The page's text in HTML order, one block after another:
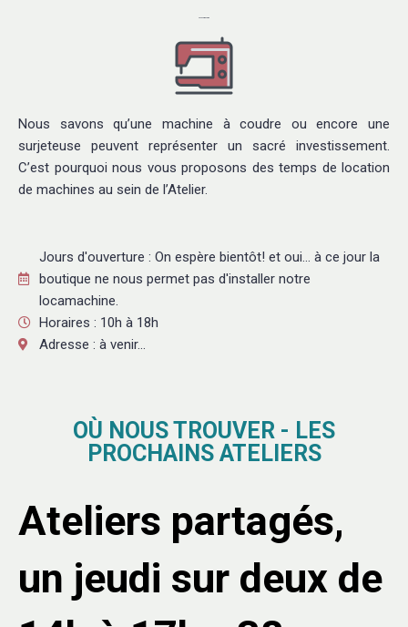
Nous savons qu’une machine à coudre ou encore une
surjeteuse peuvent représenter un sacré investissement.
C’est pourquoi nous vous proposons des temps de location
de machines au sein de l’Atelier.
Jours d'ouverture : On espère bientôt! et oui… à ce jour la
boutique ne nous permet pas d'installer notre
locamachine.
Horaires : 10h à 18h
Adresse : à venir...
OÙ NOUS TROUVER - LES
PROCHAINS ATELIERS
Ateliers partagés,
un jeudi sur deux de